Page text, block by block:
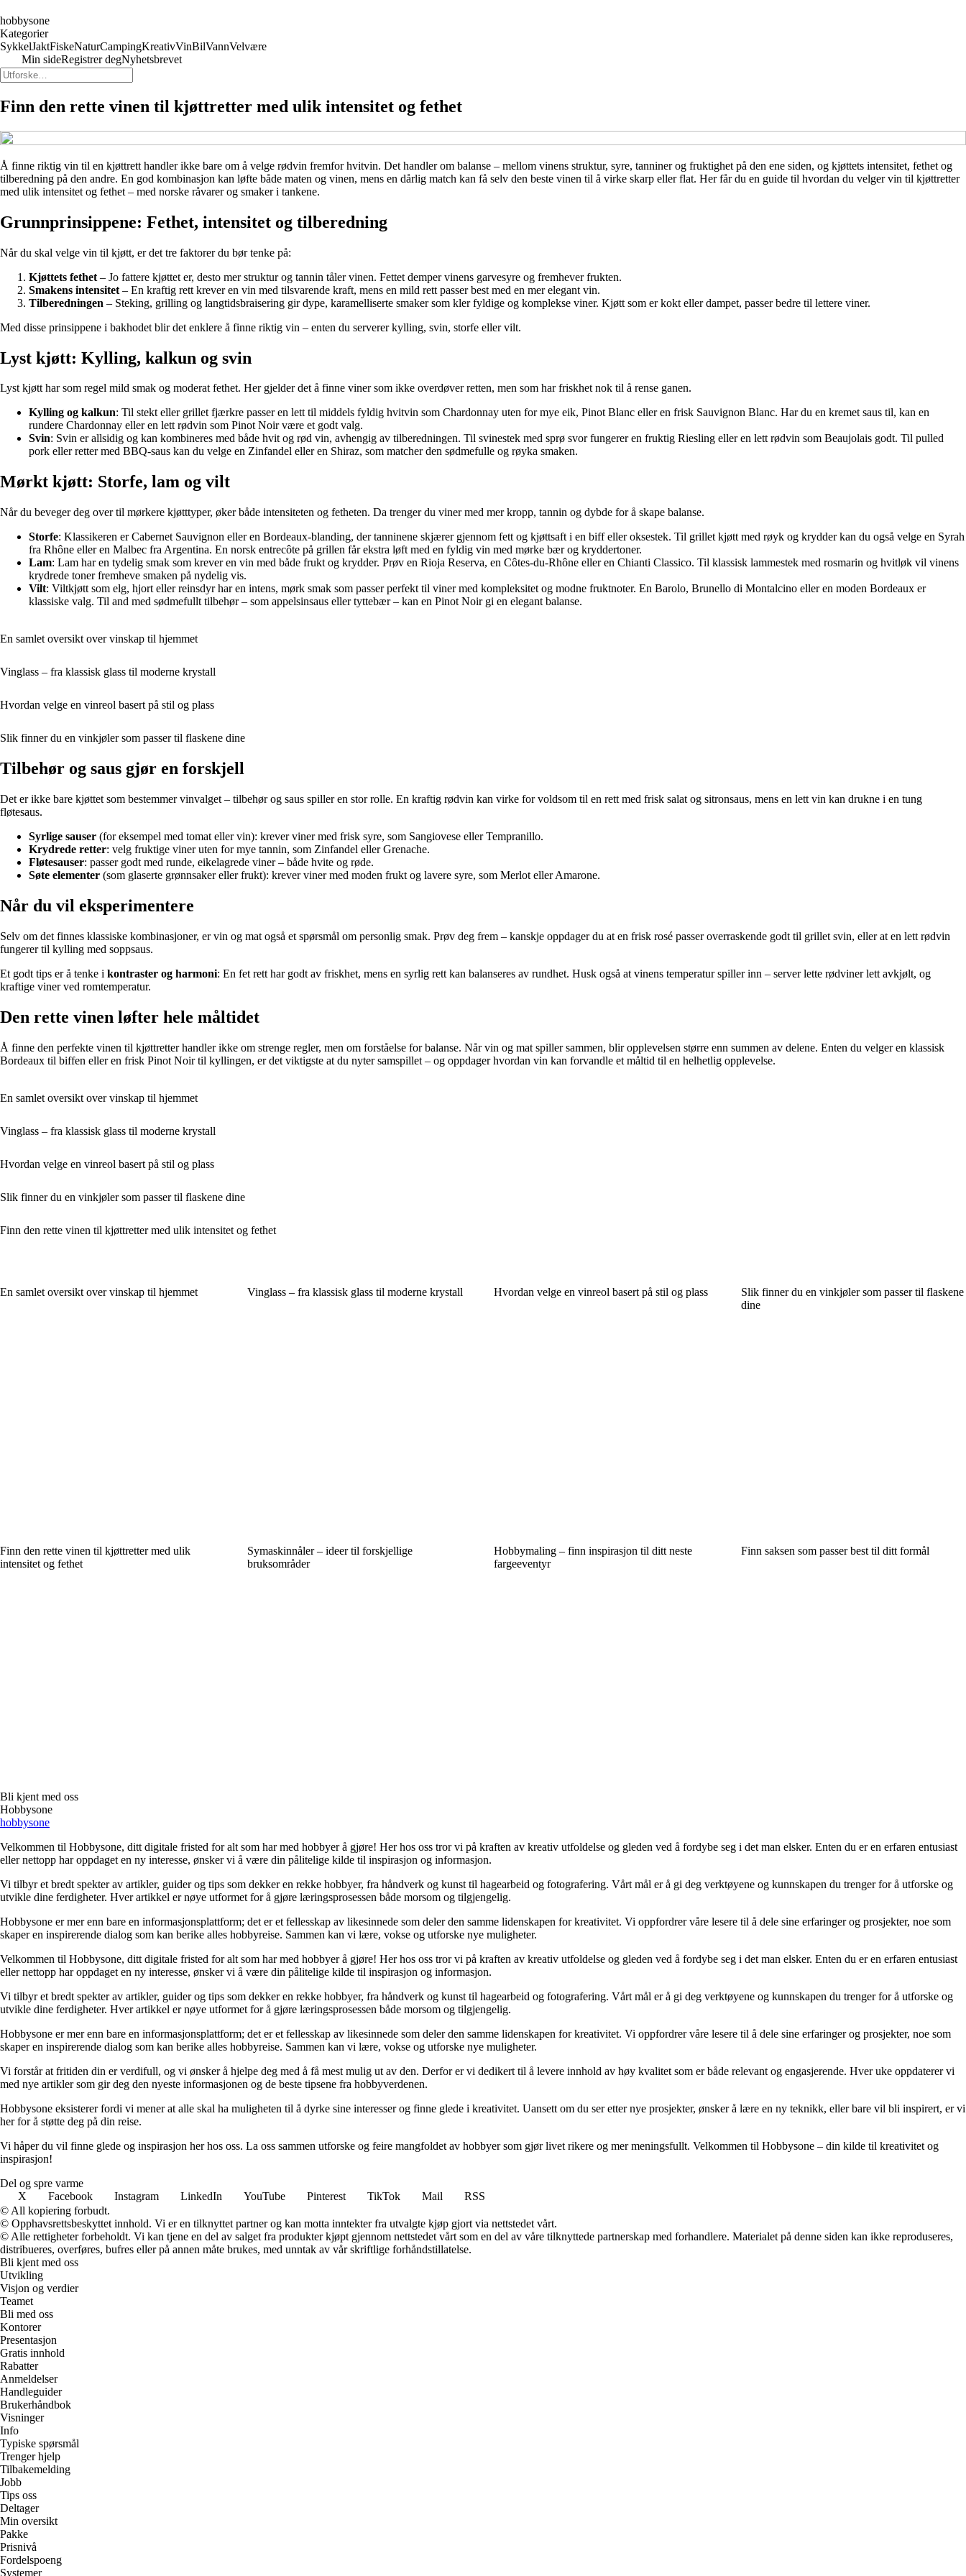
hobbysone
Kategorier
SykkelJaktFiskeNaturCampingKreativVinBilVannVelvære
Min sideRegistrer degNyhetsbrevet
Finn den rette vinen til kjøttretter med ulik intensitet og fethet
Å finne riktig vin til en kjøttrett handler ikke bare om å velge rødvin fremfor hvitvin. Det handler om balanse – mellom vinens struktur, syre, tanniner og fruktighet på den ene siden, og kjøttets intensitet, fethet og
tilberedning på den andre. En god kombinasjon kan løfte både maten og vinen, mens en dårlig match kan få selv den beste vinen til å virke skarp eller flat. Her får du en guide til hvordan du velger vin til kjøttretter
med ulik intensitet og fethet – med norske råvarer og smaker i tankene.
Grunnprinsippene: Fethet, intensitet og tilberedning
Når du skal velge vin til kjøtt, er det tre faktorer du bør tenke på:
Kjøttets fethet – Jo fattere kjøttet er, desto mer struktur og tannin tåler vinen. Fettet demper vinens garvesyre og fremhever frukten.
Smakens intensitet – En kraftig rett krever en vin med tilsvarende kraft, mens en mild rett passer best med en mer elegant vin.
Tilberedningen – Steking, grilling og langtidsbraisering gir dype, karamelliserte smaker som kler fyldige og komplekse viner. Kjøtt som er kokt eller dampet, passer bedre til lettere viner.
Med disse prinsippene i bakhodet blir det enklere å finne riktig vin – enten du serverer kylling, svin, storfe eller vilt.
Lyst kjøtt: Kylling, kalkun og svin
Lyst kjøtt har som regel mild smak og moderat fethet. Her gjelder det å finne viner som ikke overdøver retten, men som har friskhet nok til å rense ganen.
Kylling og kalkun: Til stekt eller grillet fjærkre passer en lett til middels fyldig hvitvin som Chardonnay uten for mye eik, Pinot Blanc eller en frisk Sauvignon Blanc. Har du en kremet saus til, kan en
rundere Chardonnay eller en lett rødvin som Pinot Noir være et godt valg.
Svin: Svin er allsidig og kan kombineres med både hvit og rød vin, avhengig av tilberedningen. Til svinestek med sprø svor fungerer en fruktig Riesling eller en lett rødvin som Beaujolais godt. Til pulled
pork eller retter med BBQ-saus kan du velge en Zinfandel eller en Shiraz, som matcher den sødmefulle og røyka smaken.
Mørkt kjøtt: Storfe, lam og vilt
Når du beveger deg over til mørkere kjøtttyper, øker både intensiteten og fetheten. Da trenger du viner med mer kropp, tannin og dybde for å skape balanse.
Storfe: Klassikeren er Cabernet Sauvignon eller en Bordeaux-blanding, der tanninene skjærer gjennom fett og kjøttsaft i en biff eller oksestek. Til grillet kjøtt med røyk og krydder kan du også velge en Syrah
fra Rhône eller en Malbec fra Argentina. En norsk entrecôte på grillen får ekstra løft med en fyldig vin med mørke bær og kryddertoner.
Lam: Lam har en tydelig smak som krever en vin med både frukt og krydder. Prøv en Rioja Reserva, en Côtes-du-Rhône eller en Chianti Classico. Til klassisk lammestek med rosmarin og hvitløk vil vinens
krydrede toner fremheve smaken på nydelig vis.
Vilt: Viltkjøtt som elg, hjort eller reinsdyr har en intens, mørk smak som passer perfekt til viner med kompleksitet og modne fruktnoter. En Barolo, Brunello di Montalcino eller en moden Bordeaux er
klassiske valg. Til and med sødmefullt tilbehør – som appelsinsaus eller tyttebær – kan en Pinot Noir gi en elegant balanse.
En samlet oversikt over vinskap til hjemmet
Vinglass – fra klassisk glass til moderne krystall
Hvordan velge en vinreol basert på stil og plass
Slik finner du en vinkjøler som passer til flaskene dine
Tilbehør og saus gjør en forskjell
Det er ikke bare kjøttet som bestemmer vinvalget – tilbehør og saus spiller en stor rolle. En kraftig rødvin kan virke for voldsom til en rett med frisk salat og sitronsaus, mens en lett vin kan drukne i en tung
fløtesaus.
Syrlige sauser (for eksempel med tomat eller vin): krever viner med frisk syre, som Sangiovese eller Tempranillo.
Krydrede retter: velg fruktige viner uten for mye tannin, som Zinfandel eller Grenache.
Fløtesauser: passer godt med runde, eikelagrede viner – både hvite og røde.
Søte elementer (som glaserte grønnsaker eller frukt): krever viner med moden frukt og lavere syre, som Merlot eller Amarone.
Når du vil eksperimentere
Selv om det finnes klassiske kombinasjoner, er vin og mat også et spørsmål om personlig smak. Prøv deg frem – kanskje oppdager du at en frisk rosé passer overraskende godt til grillet svin, eller at en lett rødvin
fungerer til kylling med soppsaus.
Et godt tips er å tenke i kontraster og harmoni: En fet rett har godt av friskhet, mens en syrlig rett kan balanseres av rundhet. Husk også at vinens temperatur spiller inn – server lette rødviner lett avkjølt, og
kraftige viner ved romtemperatur.
Den rette vinen løfter hele måltidet
Å finne den perfekte vinen til kjøttretter handler ikke om strenge regler, men om forståelse for balanse. Når vin og mat spiller sammen, blir opplevelsen større enn summen av delene. Enten du velger en klassisk
Bordeaux til biffen eller en frisk Pinot Noir til kyllingen, er det viktigste at du nyter samspillet – og oppdager hvordan vin kan forvandle et måltid til en helhetlig opplevelse.
En samlet oversikt over vinskap til hjemmet
Vinglass – fra klassisk glass til moderne krystall
Hvordan velge en vinreol basert på stil og plass
Slik finner du en vinkjøler som passer til flaskene dine
Finn den rette vinen til kjøttretter med ulik intensitet og fethet
En samlet oversikt over vinskap til hjemmet Vinglass – fra klassisk glass til moderne krystall Hvordan velge en vinreol basert på stil og plass
Slik finner du en vinkjøler som passer til flaskene
dine
Finn den rette vinen til kjøttretter med ulik
intensitet og fethet
Symaskinnåler – ideer til forskjellige
bruksområder
Hobbymaling – finn inspirasjon til ditt neste
fargeeventyr
Finn saksen som passer best til ditt formål
Bli kjent med oss
Hobbysone
hobbysone
Velkommen til Hobbysone, ditt digitale fristed for alt som har med hobbyer å gjøre! Her hos oss tror vi på kraften av kreativ utfoldelse og gleden ved å fordybe seg i det man elsker. Enten du er en erfaren entusiast
eller nettopp har oppdaget en ny interesse, ønsker vi å være din pålitelige kilde til inspirasjon og informasjon.
Vi tilbyr et bredt spekter av artikler, guider og tips som dekker en rekke hobbyer, fra håndverk og kunst til hagearbeid og fotografering. Vårt mål er å gi deg verktøyene og kunnskapen du trenger for å utforske og
utvikle dine ferdigheter. Hver artikkel er nøye utformet for å gjøre læringsprosessen både morsom og tilgjengelig.
Hobbysone er mer enn bare en informasjonsplattform; det er et fellesskap av likesinnede som deler den samme lidenskapen for kreativitet. Vi oppfordrer våre lesere til å dele sine erfaringer og prosjekter, noe som
skaper en inspirerende dialog som kan berike alles hobbyreise. Sammen kan vi lære, vokse og utforske nye muligheter.
Velkommen til Hobbysone, ditt digitale fristed for alt som har med hobbyer å gjøre! Her hos oss tror vi på kraften av kreativ utfoldelse og gleden ved å fordybe seg i det man elsker. Enten du er en erfaren entusiast
eller nettopp har oppdaget en ny interesse, ønsker vi å være din pålitelige kilde til inspirasjon og informasjon.
Vi tilbyr et bredt spekter av artikler, guider og tips som dekker en rekke hobbyer, fra håndverk og kunst til hagearbeid og fotografering. Vårt mål er å gi deg verktøyene og kunnskapen du trenger for å utforske og
utvikle dine ferdigheter. Hver artikkel er nøye utformet for å gjøre læringsprosessen både morsom og tilgjengelig.
Hobbysone er mer enn bare en informasjonsplattform; det er et fellesskap av likesinnede som deler den samme lidenskapen for kreativitet. Vi oppfordrer våre lesere til å dele sine erfaringer og prosjekter, noe som
skaper en inspirerende dialog som kan berike alles hobbyreise. Sammen kan vi lære, vokse og utforske nye muligheter.
Vi forstår at fritiden din er verdifull, og vi ønsker å hjelpe deg med å få mest mulig ut av den. Derfor er vi dedikert til å levere innhold av høy kvalitet som er både relevant og engasjerende. Hver uke oppdaterer vi
med nye artikler som gir deg den nyeste informasjonen og de beste tipsene fra hobbyverdenen.
Hobbysone eksisterer fordi vi mener at alle skal ha muligheten til å dyrke sine interesser og finne glede i kreativitet. Uansett om du ser etter nye prosjekter, ønsker å lære en ny teknikk, eller bare vil bli inspirert, er vi
her for å støtte deg på din reise.
Vi håper du vil finne glede og inspirasjon her hos oss. La oss sammen utforske og feire mangfoldet av hobbyer som gjør livet rikere og mer meningsfullt. Velkommen til Hobbysone – din kilde til kreativitet og
inspirasjon!
Del og spre varme
X
Facebook Instagram LinkedIn YouTube Pinterest TikTok Mail
RSS
© All kopiering forbudt.
© Opphavsrettsbeskyttet innhold. Vi er en tilknyttet partner og kan motta inntekter fra utvalgte kjøp gjort via nettstedet vårt.
© Alle rettigheter forbeholdt. Vi kan tjene en del av salget fra produkter kjøpt gjennom nettstedet vårt som en del av våre tilknyttede partnerskap med forhandlere. Materialet på denne siden kan ikke reproduseres,
distribueres, overføres, bufres eller på annen måte brukes, med unntak av vår skriftlige forhåndstillatelse.
Bli kjent med oss
Utvikling
Visjon og verdier
Teamet
Bli med oss
Kontorer
Presentasjon
Gratis innhold
Rabatter
Anmeldelser
Handleguider
Brukerhåndbok
Visninger
Info
Typiske spørsmål
Trenger hjelp
Tilbakemelding
Jobb
Tips oss
Deltager
Min oversikt
Pakke
Prisnivå
Fordelspoeng
Systemer